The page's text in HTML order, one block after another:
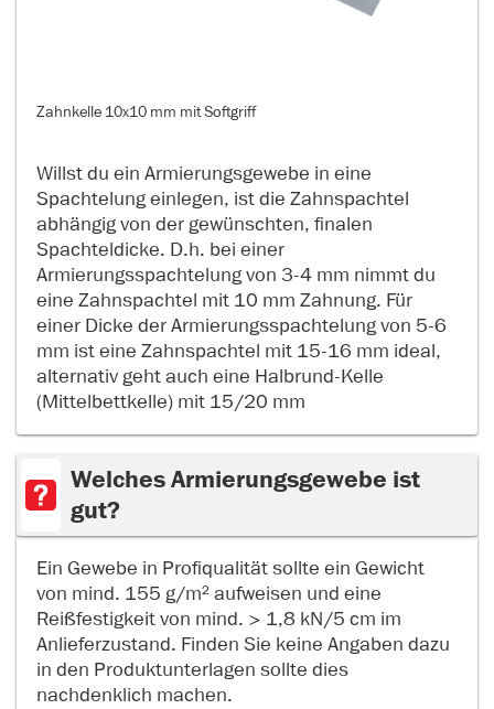
Zahnkelle 10x10 mm mit Softgriff
Willst du ein Armierungsgewebe in eine
Spachtelung einlegen, ist die Zahnspachtel
abhängig von der gewünschten, finalen
Spachteldicke. D.h. bei einer
Armierungsspachtelung von 3-4 mm nimmt du
eine Zahnspachtel mit 10 mm Zahnung. Für
einer Dicke der Armierungsspachtelung von 5-6
mm ist eine Zahnspachtel mit 15-16 mm ideal,
alternativ geht auch eine Halbrund-Kelle
(Mittelbettkelle) mit 15/20 mm
Welches Armierungsgewebe ist
gut?
Ein Gewebe in Profiqualität sollte ein Gewicht
von mind. 155 g/m² aufweisen und eine
Reißfestigkeit von mind. > 1,8 kN/5 cm im
Anlieferzustand. Finden Sie keine Angaben dazu
in den Produktunterlagen sollte dies
nachdenklich machen.